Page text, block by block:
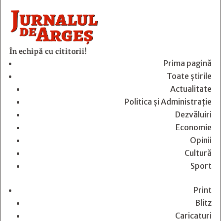
În echipă cu cititorii!
Prima pagină
Toate știrile
Actualitate
Politica și Administrație
Dezvăluiri
Economie
Opinii
Cultură
Sport
Print
Blitz
Caricaturi